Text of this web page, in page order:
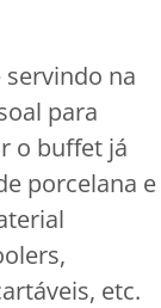
servindo na
para
o buffet já
porcelana e
etc.